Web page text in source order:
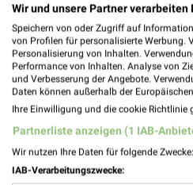
69168
Heute
487,52 km
Wir und unsere Partner verarbeiten
Speichern von oder Zugriff auf
von Profilen für personalisierte Werbung.
Personalisierung von Inhalten.
Performance von Inhalten. Analyse von
und Verbesserung der Angebote.
Daten können außerhalb der
Ihre Einwilligung und die cookie
Partnerliste anzeigen (1 IAB-
Wir nutzen Ihre Daten für folgende Zwecke:
IAB-Verarbeitungszwecke: